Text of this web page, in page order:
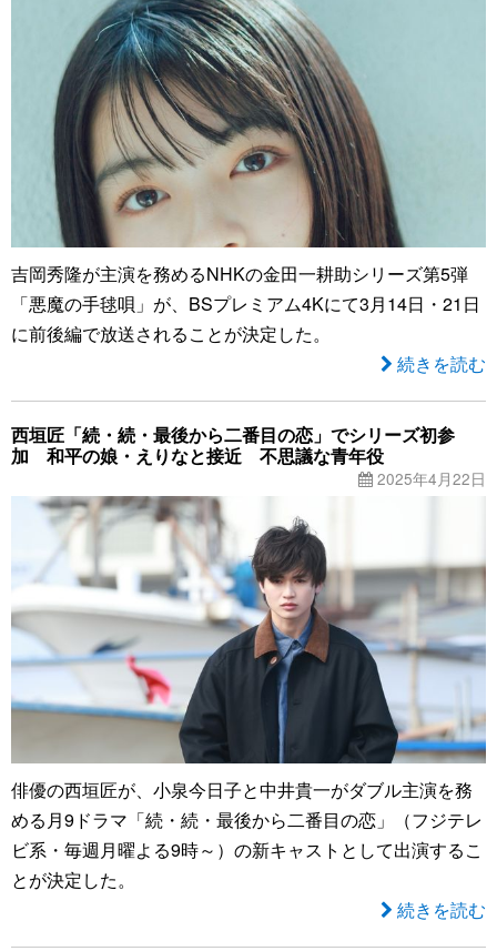
吉岡秀隆が主演を務めるNHKの金田一耕助シリーズ第5弾
「悪魔の手毬唄」が、BSプレミアム4Kにて3月14日・21日
に前後編で放送されることが決定した。
続きを読む
西垣匠「続・続・最後から二番目の恋」でシリーズ初参
加 和平の娘・えりなと接近 不思議な青年役
2025年4月22日
俳優の西垣匠が、小泉今日子と中井貴一がダブル主演を務
める月9ドラマ「続・続・最後から二番目の恋」（フジテレ
ビ系・毎週月曜よる9時～）の新キャストとして出演するこ
とが決定した。
続きを読む